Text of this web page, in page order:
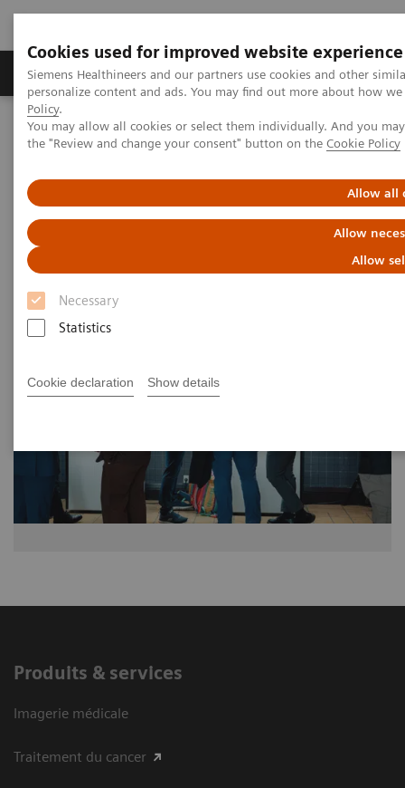
Cookies used for improved website experience
Siemens Healthineers and our partners use cookies and other
personalize content and ads. You may find out more about how
Policy.
You may allow all cookies or select them individually. And you
the "Review and change your consent" button on the Cookie Policy
Allow all
Allow
Allow
Necessary
Statistics
Cookie declaration Show details
Produits & services Domaines cliniques
Home Imagerie médicale
Imagerie moléculaire
MI World Summit 2026
MI World Summit 2026 Moments
Image 69
Produits & services
Imagerie médicale
Traitement du cancer